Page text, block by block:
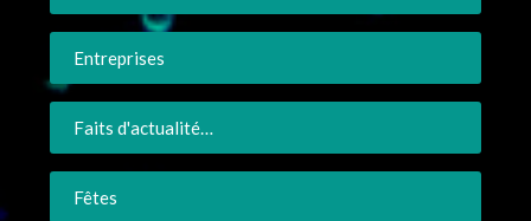
Entreprises
Faits d'actualité…
Fêtes